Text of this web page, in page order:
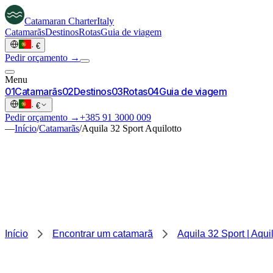
Catamaran CharterItaly
CatamarãsDestinosRotasGuia de viagem
· €
Pedir orçamento →
Menu
01Catamarãs02Destinos03Rotas04Guia de viagem
· €
Pedir orçamento →+385 91 3000 009
—Início/Catamarãs/Aquila 32 Sport Aquilotto
Início Encontrar um catamarã Aquila 32 Sport |